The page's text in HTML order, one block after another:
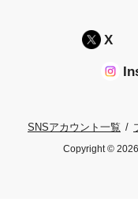
X
SNSアカウント一覧
Copyright ©